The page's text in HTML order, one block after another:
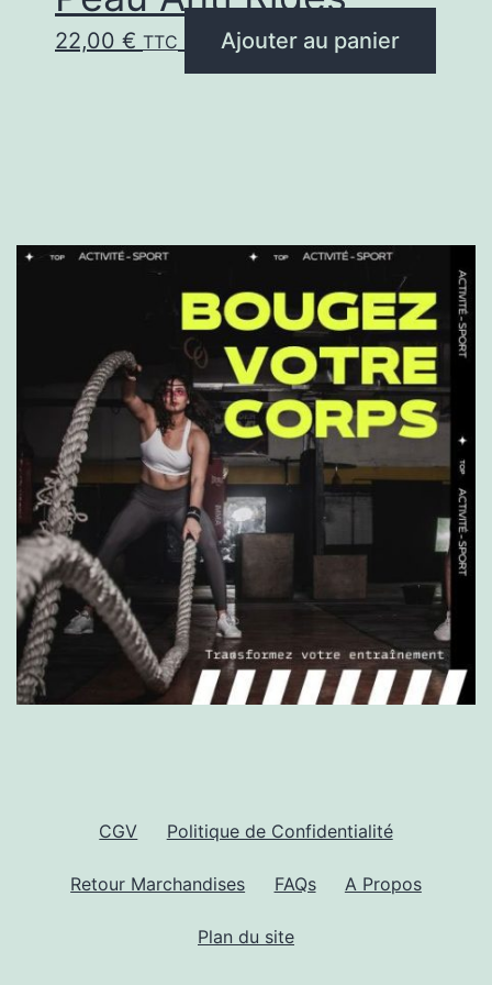
22,00 € TTC Ajouter au panier
CGV Politique de Confidentialité
Retour Marchandises FAQs A Propos
Plan du site